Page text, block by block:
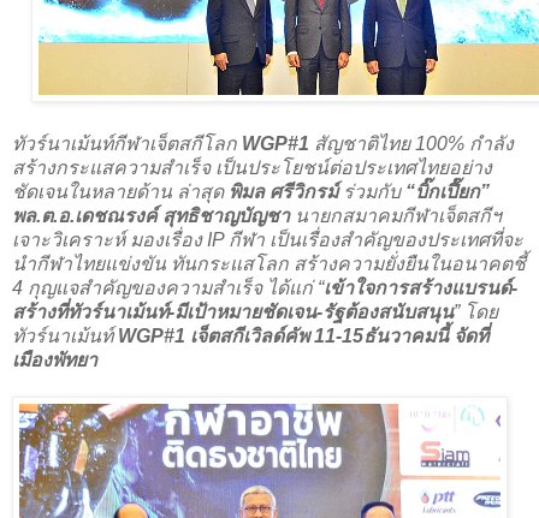
ทัวร์นาเม้นท์กีฬาเจ็ตสกีโลก WGP#1 สัญชาติไทย 100% กำลัง
สร้างกระแสความสำเร็จ เป็นประโยชน์ต่อประเทศไทยอย่าง
ชัดเจนในหลายด้าน ล่าสุด พิมล ศรีวิกรม์ร่วมกับ “บิ๊กเปี๊ยก”
พล.ต.อ.เดชณรงค์ สุทธิชาญบัญชานายกสมาคมกีฬาเจ็ตสกีฯ
เจาะวิเคราะห์ มองเรื่อง IP กีฬา เป็นเรื่องสำคัญของประเทศที่จะ
นำกีฬาไทยแข่งขัน ทันกระแสโลก สร้างความยั่งยืนในอนาคตชี้
4 กุญแจสำคัญของความสำเร็จ ได้แก่ “เข้าใจการสร้างแบรนด์-
สร้างที่ทัวร์นาเม้นท์-มีเป้าหมายชัดเจน-รัฐต้องสนับสนุน” โดย
ทัวร์นาเม้นท์ WGP#1 เจ็ตสกีเวิลด์คัพ 11-15ธันวาคมนี้ จัดที่
เมืองพัทยา